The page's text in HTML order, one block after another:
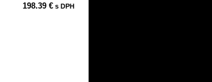
198.39 € s DPH